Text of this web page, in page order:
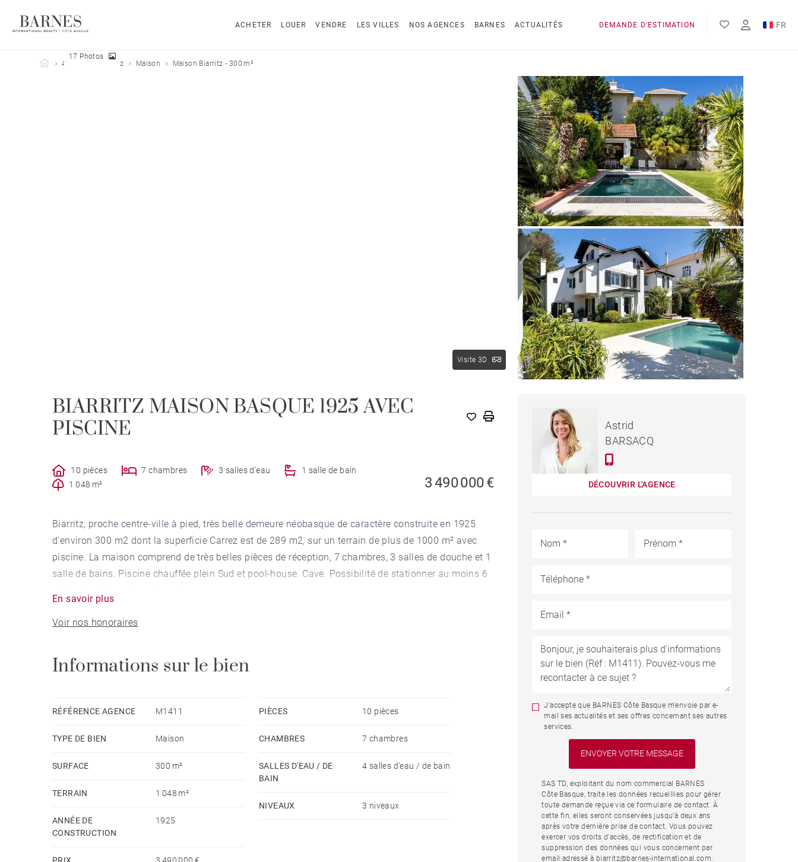
ACHETER LOUER VENDRE LES VILLES NOS AGENCES BARNES ACTUALITÉS DEMANDE D'ESTIMATION FR
EN
Barnes Côte Basque
Acheter Biarritz Maison Maison Biarritz - 300 m²
Visite 3D
17 Photos
BIARRITZ MAISON BASQUE 1925 AVEC
PISCINE
10 pièces 7 chambres 3 salles d'eau
1 salle de bain
1 048 m²
3 490 000 €
Biarritz, proche centre-ville à pied, très belle demeure néobasque de caractère construite en 1925
d'environ 300 m2 dont la superficie Carrez est de 289 m2, sur un terrain de plus de 1000 m² avec
piscine. La maison comprend de très belles pièces de réception, 7 chambres, 3 salles de douche et 1
salle de bains. Piscine chauffée plein Sud et pool-house. Cave. Possibilité de stationner au moins 6
En savoir plus
Voir nos honoraires
Informations sur le bien
RÉFÉRENCE AGENCE M1411
TYPE DE BIEN Maison
SURFACE 300 m²
TERRAIN 1 048 m²
ANNÉE DE
CONSTRUCTION
1925
PRIX 3 490 000 €
PIÈCES 10 pièces
CHAMBRES 7 chambres
SALLES D'EAU / DE
BAIN
4 salles d'eau / de bain
NIVEAUX 3 niveaux
MAISON BIARRITZ - 300 M²
Astrid
BARSACQ
DÉCOUVRIR L'AGENCE
J'accepte que BARNES Côte Basque m'envoie par e-
mail ses actualités et ses offres concernant ses autres
services.
SAS TD, exploitant du nom commercial BARNES
Côte Basque, traite les données recueillies pour gérer
toute demande reçue via ce formulaire de contact. À
cette fin, elles seront conservées jusqu’à deux ans
après votre dernière prise de contact. Vous pouvez
exercer vos droits d'accès, de rectification et de
suppression des données qui vous concernent par
email adressé à biarritz@barnes-international.com.